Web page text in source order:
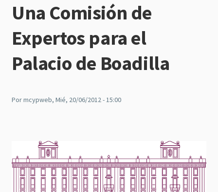
de
navegación
Una Comisión de
Expertos para el
Palacio de Boadilla
Pormcypweb, Mié, 20/06/2012 - 15:00